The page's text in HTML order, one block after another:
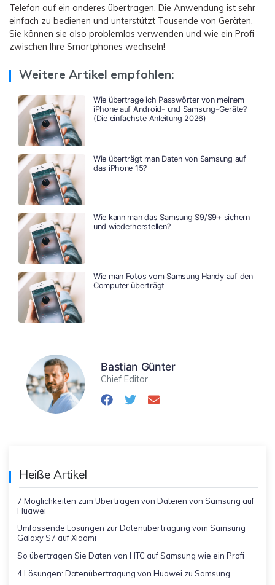
Telefon auf ein anderes übertragen. Die Anwendung ist sehr
einfach zu bedienen und unterstützt Tausende von Geräten.
Sie können sie also problemlos verwenden und wie ein Profi
zwischen Ihre Smartphones wechseln!
Weitere Artikel empfohlen:
Wie übertrage ich Passwörter von meinem
iPhone auf Android- und Samsung-Geräte?
(Die einfachste Anleitung 2026)
Wie überträgt man Daten von Samsung auf
das iPhone 15?
Wie kann man das Samsung S9/S9+ sichern
und wiederherstellen?
Wie man Fotos vom Samsung Handy auf den
Computer überträgt
Bastian Günter
Chief Editor
Heiße Artikel
7 Möglichkeiten zum Übertragen von Dateien von Samsung auf
Huawei
Umfassende Lösungen zur Datenübertragung vom Samsung
Galaxy S7 auf Xiaomi
So übertragen Sie Daten von HTC auf Samsung wie ein Profi
4 Lösungen: Datenübertragung von Huawei zu Samsung